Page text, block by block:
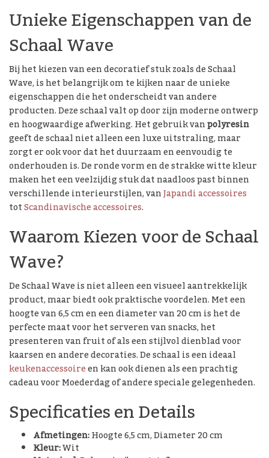
Unieke Eigenschappen van de
Schaal Wave
Bij het kiezen van een decoratief stuk zoals de Schaal
Wave, is het belangrijk om te kijken naar de unieke
eigenschappen die het onderscheidt van andere
producten. Deze schaal valt op door zijn moderne ontwerp
en hoogwaardige afwerking. Het gebruik vanpolyresin
geeft de schaal niet alleen een luxe uitstraling, maar
zorgt er ook voor dat het duurzaam en eenvoudig te
onderhouden is. De ronde vorm en de strakke witte kleur
maken het een veelzijdig stuk dat naadloos past binnen
verschillende interieurstijlen, vanJapandi accessoires
totScandinavische accessoires.
Waarom Kiezen voor de Schaal
Wave?
De Schaal Wave is niet alleen een visueel aantrekkelijk
product, maar biedt ook praktische voordelen. Met een
hoogte van 6,5 cm en een diameter van 20 cm is het de
perfecte maat voor het serveren van snacks, het
presenteren van fruit of als een stijlvol dienblad voor
kaarsen en andere decoraties. De schaal is een ideaal
keukenaccessoireen kan ook dienen als een prachtig
cadeau voor Moederdag of andere speciale gelegenheden.
Specificaties en Details
Afmetingen:Hoogte 6,5 cm, Diameter 20 cm
Kleur:Wit